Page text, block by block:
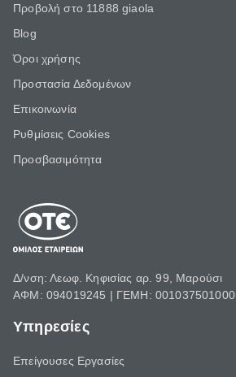
Προβολή στο 11888 giaola
Blog
Όροι χρήσης
Προστασία Δεδομένων
Επικοινωνία
Ρυθμίσεις Cookies
Προσβασιμότητα
Δ/νση: Λεωφ. Κηφισίας αρ. 99, Μαρούσι
ΑΦΜ: 094019245 | ΓΕΜΗ: 001037501000
Υπηρεσίες
Επείγουσες Εργασίες